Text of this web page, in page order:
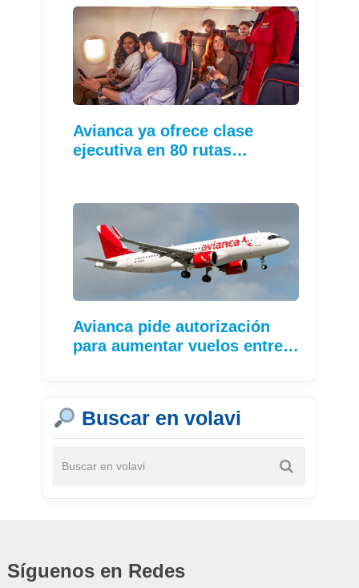
Avianca ya ofrece clase
ejecutiva en 80 rutas…
Avianca pide autorización
para aumentar vuelos entre…
Buscar en volavi
Síguenos en Redes